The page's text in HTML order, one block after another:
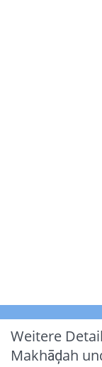
Weitere
Makhāḑah